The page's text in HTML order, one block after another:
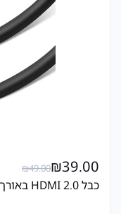
₪49.00₪39.00
כבל HDMI 2.0 באורך 3 מ' תומך 4K